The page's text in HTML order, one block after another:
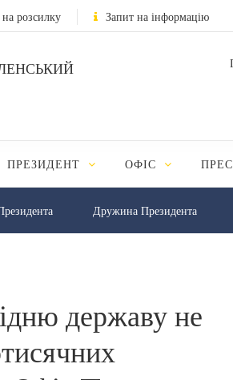
розсилку Запит на інформацію
ПРЕЗИДЕНТ ОФІС
Дружина Президента
державу не